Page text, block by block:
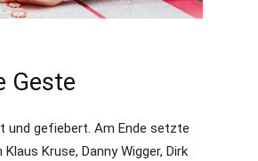
Geste
und gefiebert. Am Ende setzte
Kruse, Danny Wigger, Dirk